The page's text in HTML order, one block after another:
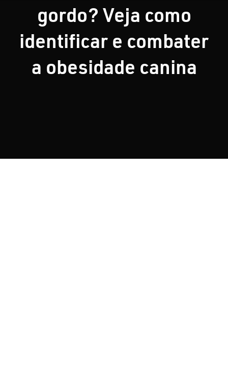
Contato
gordo? Veja como
identificar e combater
a obesidade canina